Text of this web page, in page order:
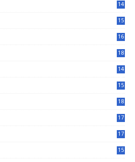
14
15
16
18
14
15
18
17
17
15